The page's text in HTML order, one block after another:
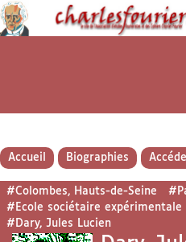
Accueil Biographies
#Colombes, Hauts-de-Seine
#Ecole sociétaire expérimentale
#Dary, Jules Lucien